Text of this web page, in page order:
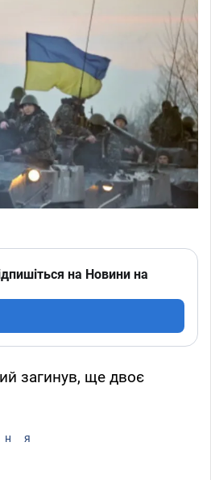
на Новини на
загинув, ще двоє